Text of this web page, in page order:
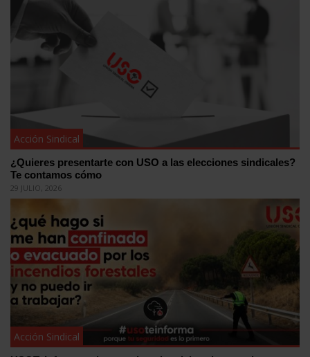
Acción Sindical
¿Quieres presentarte con USO a las elecciones sindicales?
Te contamos cómo
29 JULIO, 2026
Acción Sindical